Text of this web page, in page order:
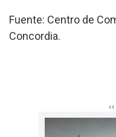
Fuente: Centro de
Concordia.